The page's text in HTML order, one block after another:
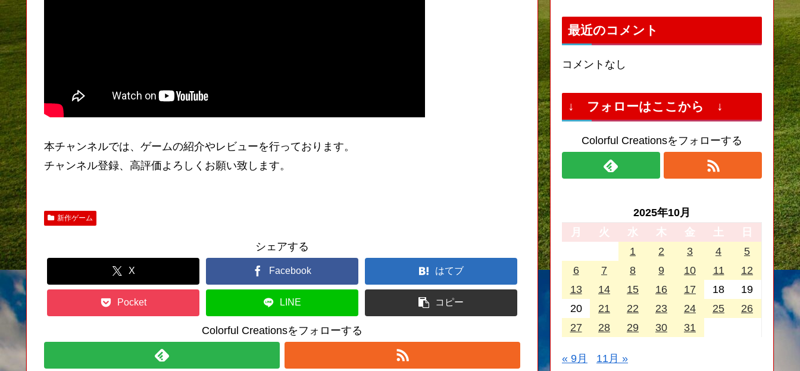
本チャンネルでは、ゲームの紹介やレビューを行っております。
チャンネル登録、高評価よろしくお願い致します。
新作ゲーム
シェアする
X Facebook はてブ
Pocket LINE コピー
Colorful Creationsをフォローする
最近のコメント
コメントなし
↓ フォローはここから ↓
Colorful Creationsをフォローする
2025年10月
月
火 水 木 金 土
日
1
2 3 4
5
6
7 8 9 10 11
12
13
14 15 16 17 18
19
20
21 22 23 24 25
26
27
28 29 30 31
« 9月 11月 »